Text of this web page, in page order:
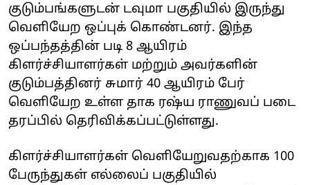
குடும்பங்களுடன் டவுமா பகுதியில் இருந்து
வெளியேற ஒப்புக் கொண்டனர். இந்த
ஒப்பந்தத்தின் படி 8 ஆயிரம்
கிளர்ச்சியாளர்கள் மற்றும்‌ அவர்களின்
குடும்பத்தினர் சுமார் 40 ஆயிரம் பேர்
வெளியேற உள்ள தாக ரஷ்ய ராணுவப் படை
தரப்பில் தெரிவிக்கப்பட்டுள்ளது.
கிளர்ச்சியாளர்கள் வெளியேறுவதற்காக 100
பேருந்துகள் எல்லைப் பகுதியில்